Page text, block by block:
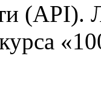
(API).